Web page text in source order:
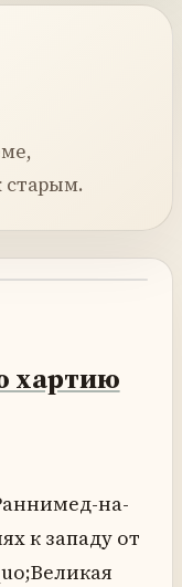
старым.
хартию
на-
к западу от